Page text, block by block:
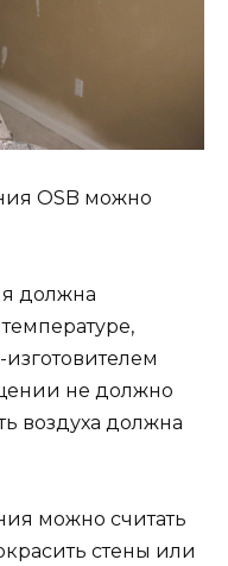
OSB можно
должна
не должно
воздуха должна
можно считать
стены или